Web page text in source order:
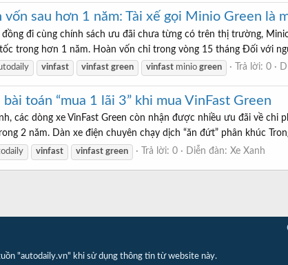
vốn sau hơn 1 năm: Tài xế gọi Minio Green là
đi cùng chính sách ưu đãi chưa từng có trên thị trường,
trong hơn 1 năm. Hoàn vốn chỉ trong vòng 15 tháng Đối với
vinfast vinfast green vinfast minio green Trả lời: 0
toán “mua 1 lãi 3” khi mua VinFast Green
các dòng xe VinFast Green còn nhận được nhiều ưu đãi về
2 năm. Dàn xe điện chuyên chạy dịch “ăn đứt” phân khúc
vinfast vinfast green Trả lời: 0 Diễn đàn: Xe Xanh
"autodaily.vn" khi sử dụng thông tin từ website này.